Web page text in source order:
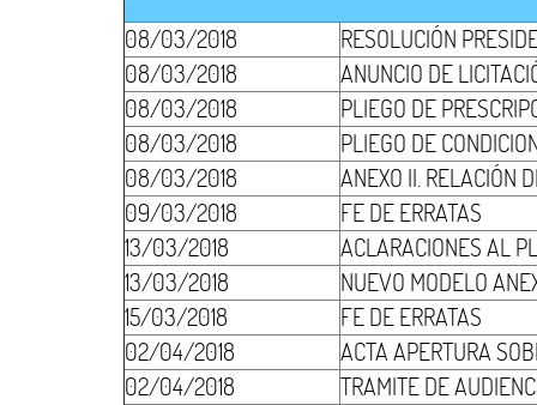
08/03/2018 RESOLUCIÓN
08/03/2018
ANUNCIO DE
08/03/2018
PLIEGO DE
08/03/2018
PLIEGO DE
08/03/2018
ANEXO II. RELACIÓN
09/03/2018
FE DE ERRATAS
13/03/2018
ACLARACIONES AL
13/03/2018
NUEVO MODELO
15/03/2018
FE DE ERRATAS
02/04/2018
ACTA APERTURA
02/04/2018
TRAMITE DE